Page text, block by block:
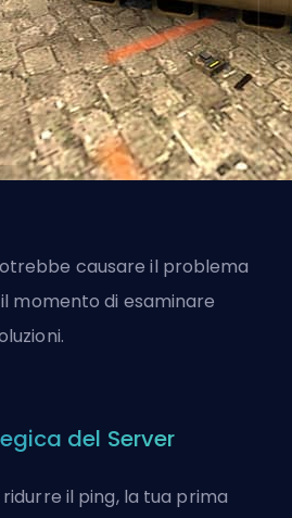
causare il problema
momento di esaminare
del Server
il ping, la tua prima